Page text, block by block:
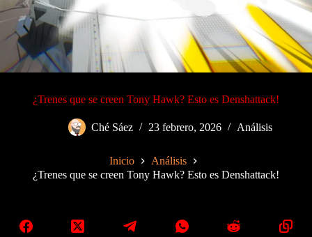
¿Trenes que se creen Tony Hawk? Esto es Denshattack!
Ché Sáez 23 febrero, 2026 Análisis
Inicio
Análisis
¿Trenes que se creen Tony Hawk? Esto es Denshattack!